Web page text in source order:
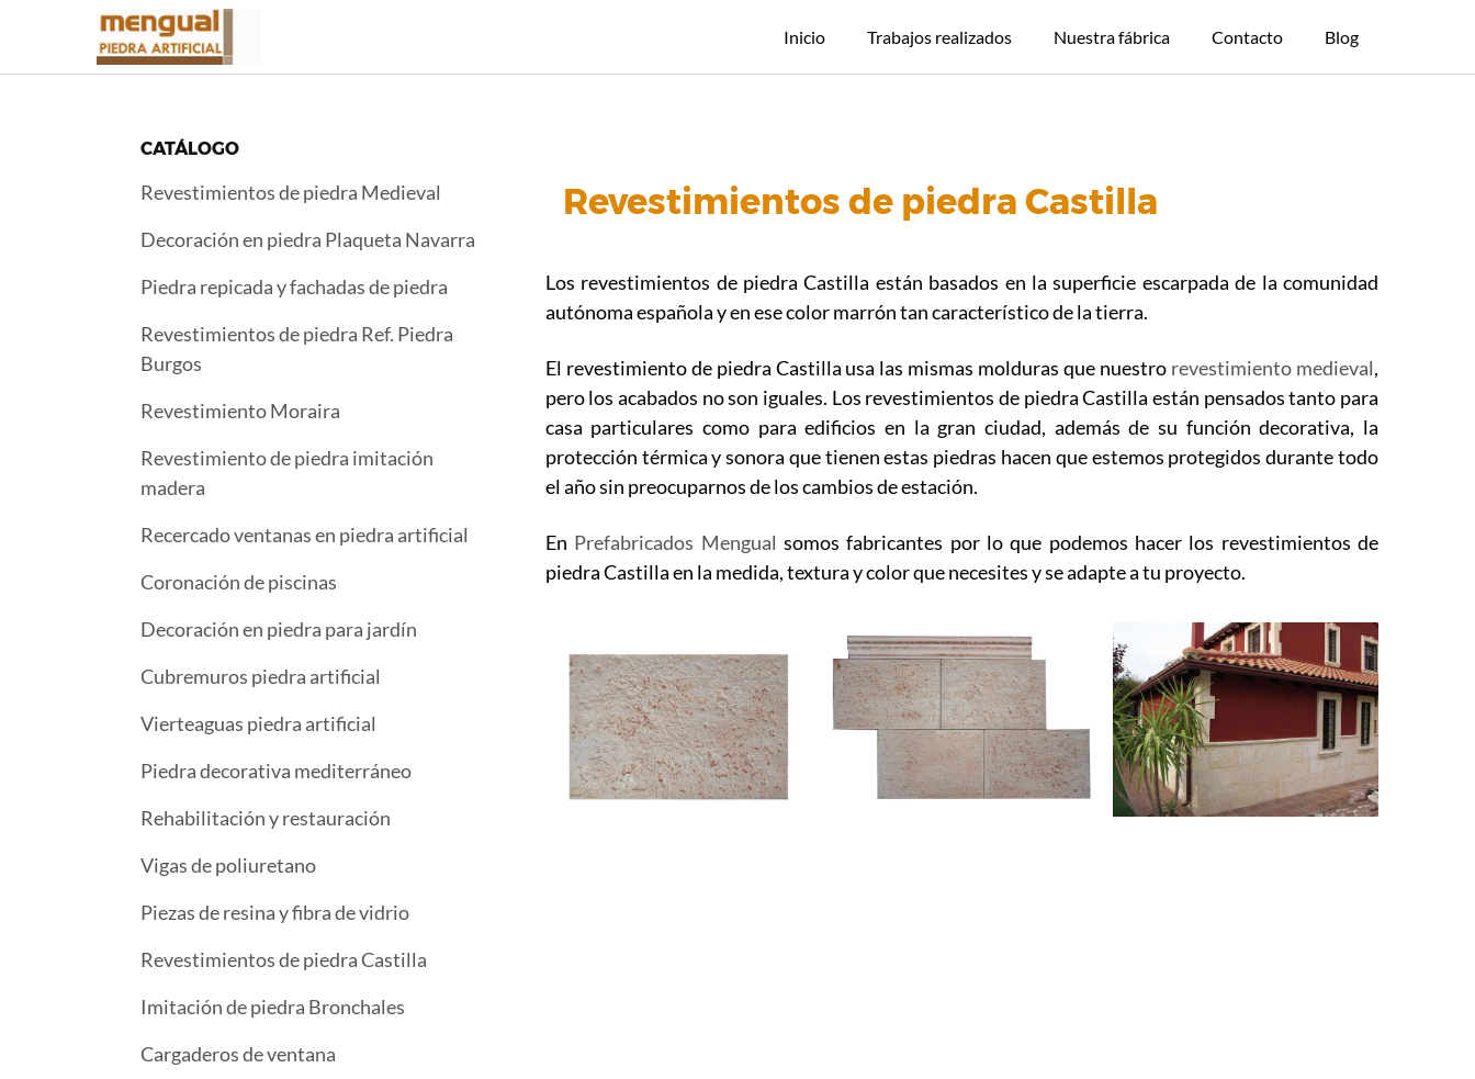
Inicio Trabajos realizados Nuestra fábrica Contacto Blog
Revestimientos de piedra Castilla
Los revestimientos de piedra Castilla están basados en la superficie escarpada de la comunidad
autónoma española y en ese color marrón tan característico de la tierra.
El revestimiento de piedra Castilla usa las mismas molduras que nuestro revestimiento medieval,
pero los acabados no son iguales. Los revestimientos de piedra Castilla están pensados tanto para
casa particulares como para edificios en la gran ciudad, además de su función decorativa, la
protección térmica y sonora que tienen estas piedras hacen que estemos protegidos durante todo
el año sin preocuparnos de los cambios de estación.
En Prefabricados Mengual somos fabricantes por lo que podemos hacer los revestimientos de
piedra Castilla en la medida, textura y color que necesites y se adapte a tu proyecto.
CATÁLOGO
Revestimientos de piedra Medieval
Decoración en piedra Plaqueta Navarra
Piedra repicada y fachadas de piedra
Revestimientos de piedra Ref. Piedra
Burgos
Revestimiento Moraira
Revestimiento de piedra imitación
madera
Recercado ventanas en piedra artificial
Coronación de piscinas
Decoración en piedra para jardín
Cubremuros piedra artificial
Vierteaguas piedra artificial
Piedra decorativa mediterráneo
Rehabilitación y restauración
Vigas de poliuretano
Piezas de resina y fibra de vidrio
Revestimientos de piedra Castilla
Imitación de piedra Bronchales
Cargaderos de ventana